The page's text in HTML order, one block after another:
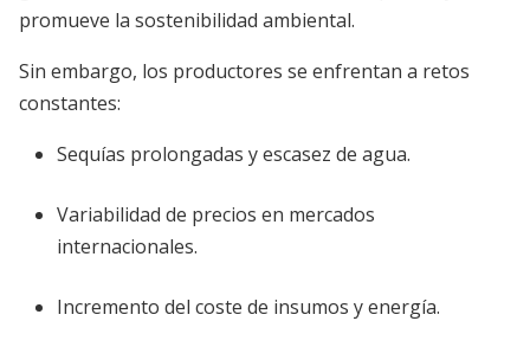
promueve la sostenibilidad ambiental.
Sin embargo, los productores se enfrentan a retos
constantes:
Sequías prolongadas y escasez de agua.
Variabilidad de precios en mercados
internacionales.
Incremento del coste de insumos y energía.